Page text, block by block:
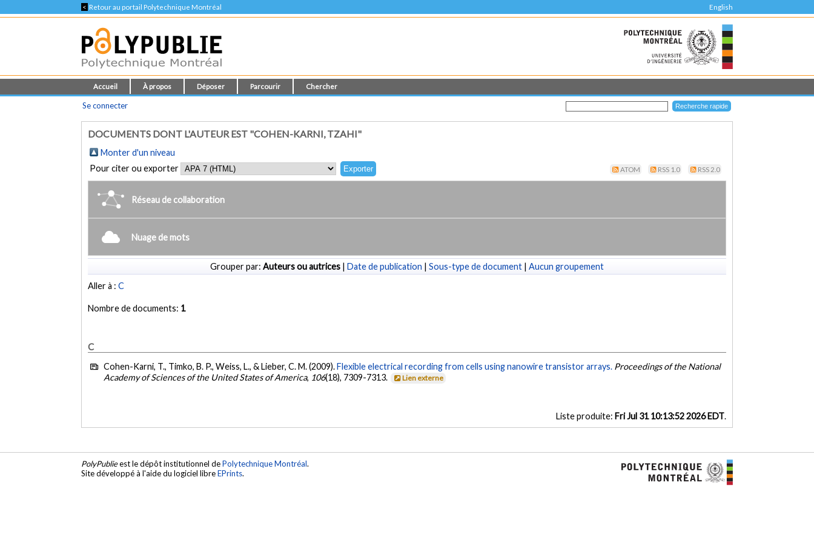
< Retour au portail Polytechnique Montréal English
Accueil À propos Déposer Parcourir Chercher
Se connecter
DOCUMENTS DONT L'AUTEUR EST "COHEN-KARNI, TZAHI"
Monter d'un niveau
Pour citer ou exporter
ATOM RSS 1.0 RSS 2.0
Réseau de collaboration
Nuage de mots
Grouper par: Auteurs ou autrices | Date de publication | Sous-type de document | Aucun groupement
Aller à :C
Nombre de documents: 1
C
Cohen-Karni, T., Timko, B. P., Weiss, L., & Lieber, C. M. (2009).Flexible electrical recording from cells using nanowire transistor arrays. Proceedings of the National
Academy of Sciences of the United States of America, 106(18), 7309-7313. Lien externe
Liste produite: Fri Jul 31 10:13:52 2026 EDT.
PolyPublieest le dépôt institutionnel dePolytechnique Montréal.
Site développé à l'aide du logiciel libreEPrints.